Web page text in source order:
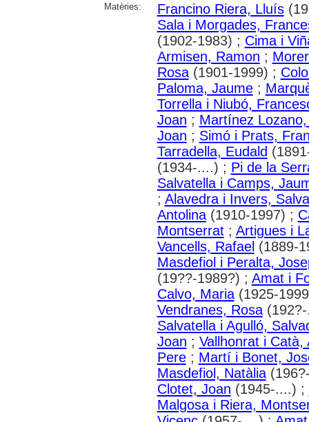
Matèries:
Francino Riera, Lluís
Sala i Morgades,
(1902-1983) ; Cima i
Armisen, Ramon ;
Rosa(1901-1999) ;
Paloma, Jaume;
Torrella i Niubó,
Joan ; Martínez
Joan ; Simó i Prats,
Tarradella, Eudald
(1934-....) ; Pi de la
Salvatella i Camps,
; Alavedra i Invers,
Antolina(1910-1997) ;
Montserrat; Artigues i
Vancells, Rafael (1889-
Masdefiol i Peralta,
(19??-1989?) ; Amat i
Calvo, Maria(1925-
Vendranes, Rosa
Salvatella i Agulló,
Joan ; Vallhonrat i Catà,
Pere; Martí i Bonet,
Masdefiol, Natàlia
Clotet, Joan (1945-....) ;
Malgosa i Riera,